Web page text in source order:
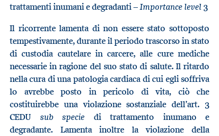
trattamenti inumani e degradanti –Importance level3
Il ricorrente lamenta di non essere stato sottoposto
tempestivamente, durante il periodo trascorso in stato
di custodia cautelare in carcere, alle cure mediche
necessarie in ragione del suo stato di salute. Il ritardo
nella cura di una patologia cardiaca di cui egli soffriva
lo avrebbe posto in pericolo di vita, ciò che
costituirebbe una violazione sostanziale dell’art. 3
CEDU sub specie di trattamento inumano e
degradante. Lamenta inoltre la violazione della